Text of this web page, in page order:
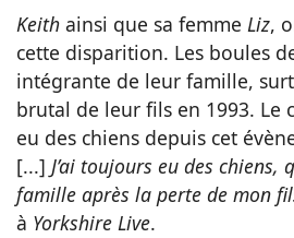
Keith ainsi que sa femme Liz,
cette disparition. Les boules
intégrante de leur famille,
brutal de leur fils en 1993. Le
eu des chiens depuis cet
[...] J’ai toujours eu des chiens,
famille après la perte de mon
à Yorkshire Live.